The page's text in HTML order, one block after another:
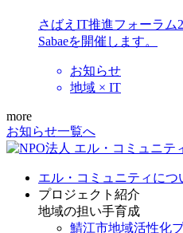
さばえIT推進フォーラム
Sabaeを開催します。
お知らせ
地域 × IT
more
お知らせ一覧へ
エル・コミュニティにつ
プロジェクト紹介
地域の担い手育成
鯖江市地域活性化